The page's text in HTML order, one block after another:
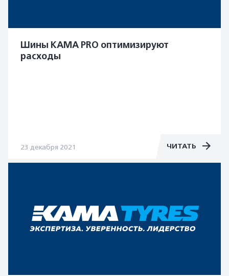
Шины КАМА PRO оптимизируют
расходы
23 декабря 2021 ЧИТАТЬ